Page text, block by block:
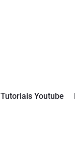
Tutoriais Youtube